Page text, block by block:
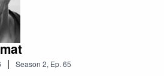
| Season 2, Ep. 65